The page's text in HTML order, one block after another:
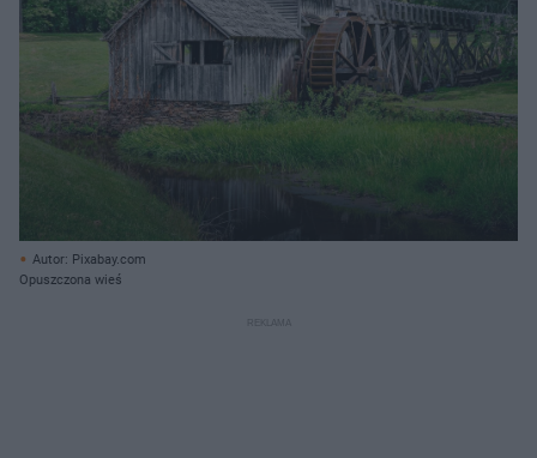
Autor: Pixabay.com
Opuszczona wieś